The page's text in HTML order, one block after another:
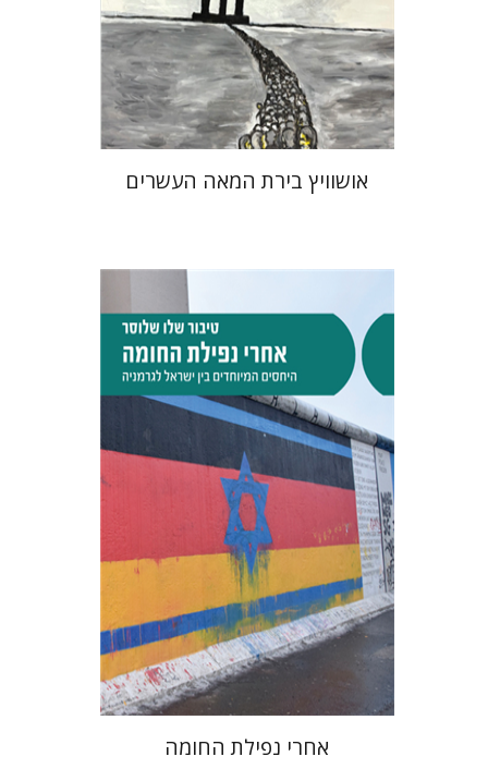
הנחת אתר ספר מודפס
$35
$32
אושוויץ בירת המאה העשרים
טיבור שלו שלוסר
הנחת אתר ספר מודפס
$42
$38
אחרי נפילת החומה